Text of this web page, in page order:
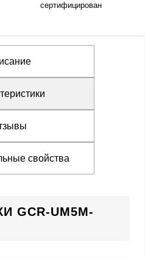
сертифицирован
свойства
GCR-UM5M-